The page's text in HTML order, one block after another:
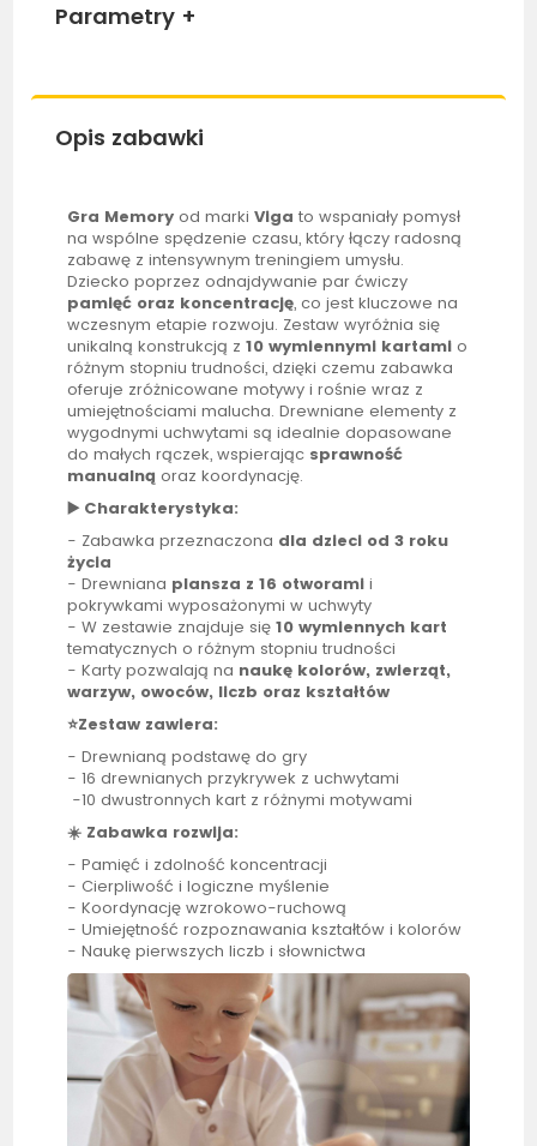
Parametry +
Opis zabawki
Gra Memory od markiViga to wspaniały pomysł
na wspólne spędzenie czasu, który łączy radosną
zabawę z intensywnym treningiem umysłu.
Dziecko poprzez odnajdywanie par ćwiczy
pamięć oraz koncentrację, co jest kluczowe na
wczesnym etapie rozwoju. Zestaw wyróżnia się
unikalną konstrukcją z10 wymiennymi kartami o
różnym stopniu trudności, dzięki czemu zabawka
oferuje zróżnicowane motywy i rośnie wraz z
umiejętnościami malucha. Drewniane elementy z
wygodnymi uchwytami są idealnie dopasowane
do małych rączek, wspierając sprawność
manualną oraz koordynację.
▶️ Charakterystyka:
- Zabawka przeznaczona dla dzieci od 3 roku
życia
- Drewniana plansza z 16 otworami i
pokrywkami wyposażonymi w uchwyty
- W zestawie znajduje się10 wymiennych kart
tematycznych o różnym stopniu trudności
- Karty pozwalają na naukę kolorów, zwierząt,
warzyw, owoców, liczb oraz kształtów
⭐Zestaw zawiera:
- Drewnianą podstawę do gry
- 16 drewnianych przykrywek z uchwytami
-10 dwustronnych kart z różnymi motywami
☀️ Zabawka rozwija:
- Pamięć i zdolność koncentracji
- Cierpliwość i logiczne myślenie
- Koordynację wzrokowo-ruchową
- Umiejętność rozpoznawania kształtów i kolorów
- Naukę pierwszych liczb i słownictwa